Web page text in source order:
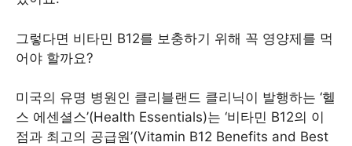
그렇다면 비타민 B12를 보충하기 위해 꼭 영양제를 먹
어야 할까요?
미국의 유명 병원인 클리블랜드 클리닉이 발행하는 ‘헬
스 에센셜스’(Health Essentials)는 ‘비타민 B12의 이
점과 최고의 공급원’(Vitamin B12 Benefits and Best